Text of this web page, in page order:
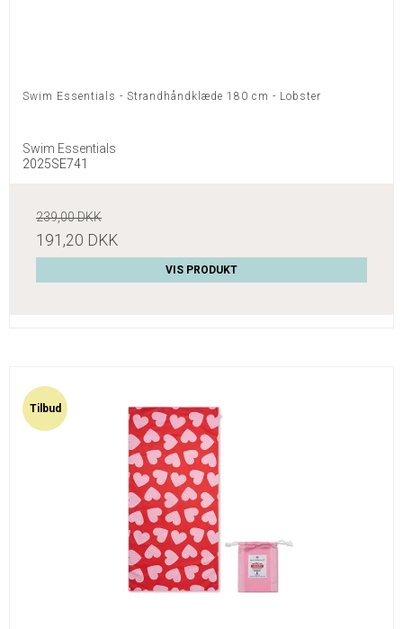
Swim Essentials - Strandhåndklæde 180 cm - Lobster
Swim Essentials
2025SE741
239,00 DKK
191,20 DKK
VIS PRODUKT
Tilbud